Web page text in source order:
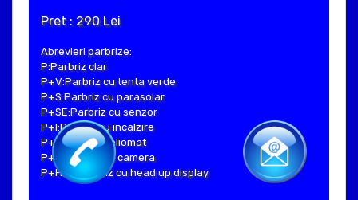
Pret : 290 Lei
Abrevieri parbrize:
P:Parbriz clar
P+V:Parbriz cu tenta verde
P+S:Parbriz cu parasolar
P+SE:Parbriz cu senzor
P+I:Parbriz cu incalzire
P+H:Parbriz heliomat
P+C:Parbriz cu camera
P+Hud:Parbriz cu head up display